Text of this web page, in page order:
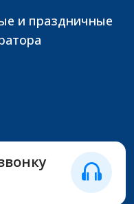
и праздничные